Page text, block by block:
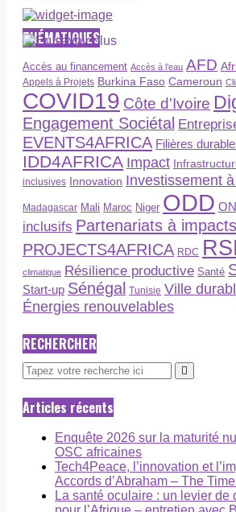
THÉMATIQUES
Accès au financement Accès à l’eau AFD
Appels à Projets Burkina Faso Cameroun
COVID19 Côte d'Ivoire
Engagement Sociétal
EVENTS4AFRICA Filières
IDD4AFRICA Impact
inclusives Innovation Investissement
Madagascar Mali Maroc Niger ODD
inclusifs Partenariats à impacts
PROJECTS4AFRICA RDC
climatique Résilience productive Santé
Start-up Sénégal Tunisie Ville
Énergies renouvelables
RECHERCHER
Articles récents
Enquête 2026 sur la maturité
OSC africaines
Tech4Peace, l’innovation et
Accords d’Abraham – The
La santé oculaire : un levier de